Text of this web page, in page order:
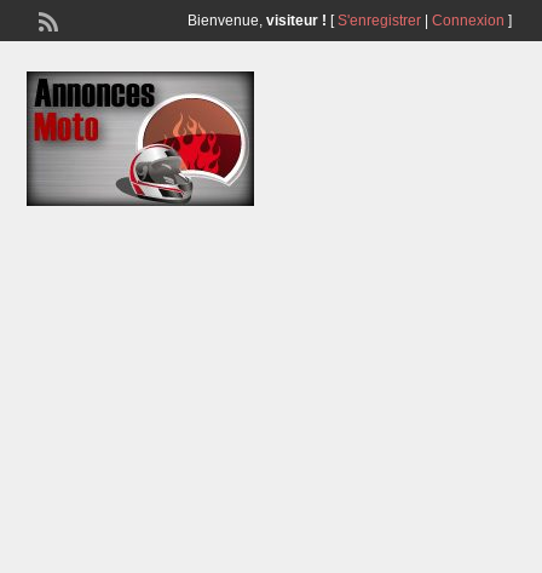
Bienvenue, visiteur ! [S'enregistrer| Connexion ]